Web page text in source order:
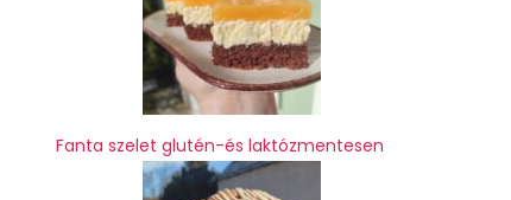
Fanta szelet glutén-és laktózmentesen